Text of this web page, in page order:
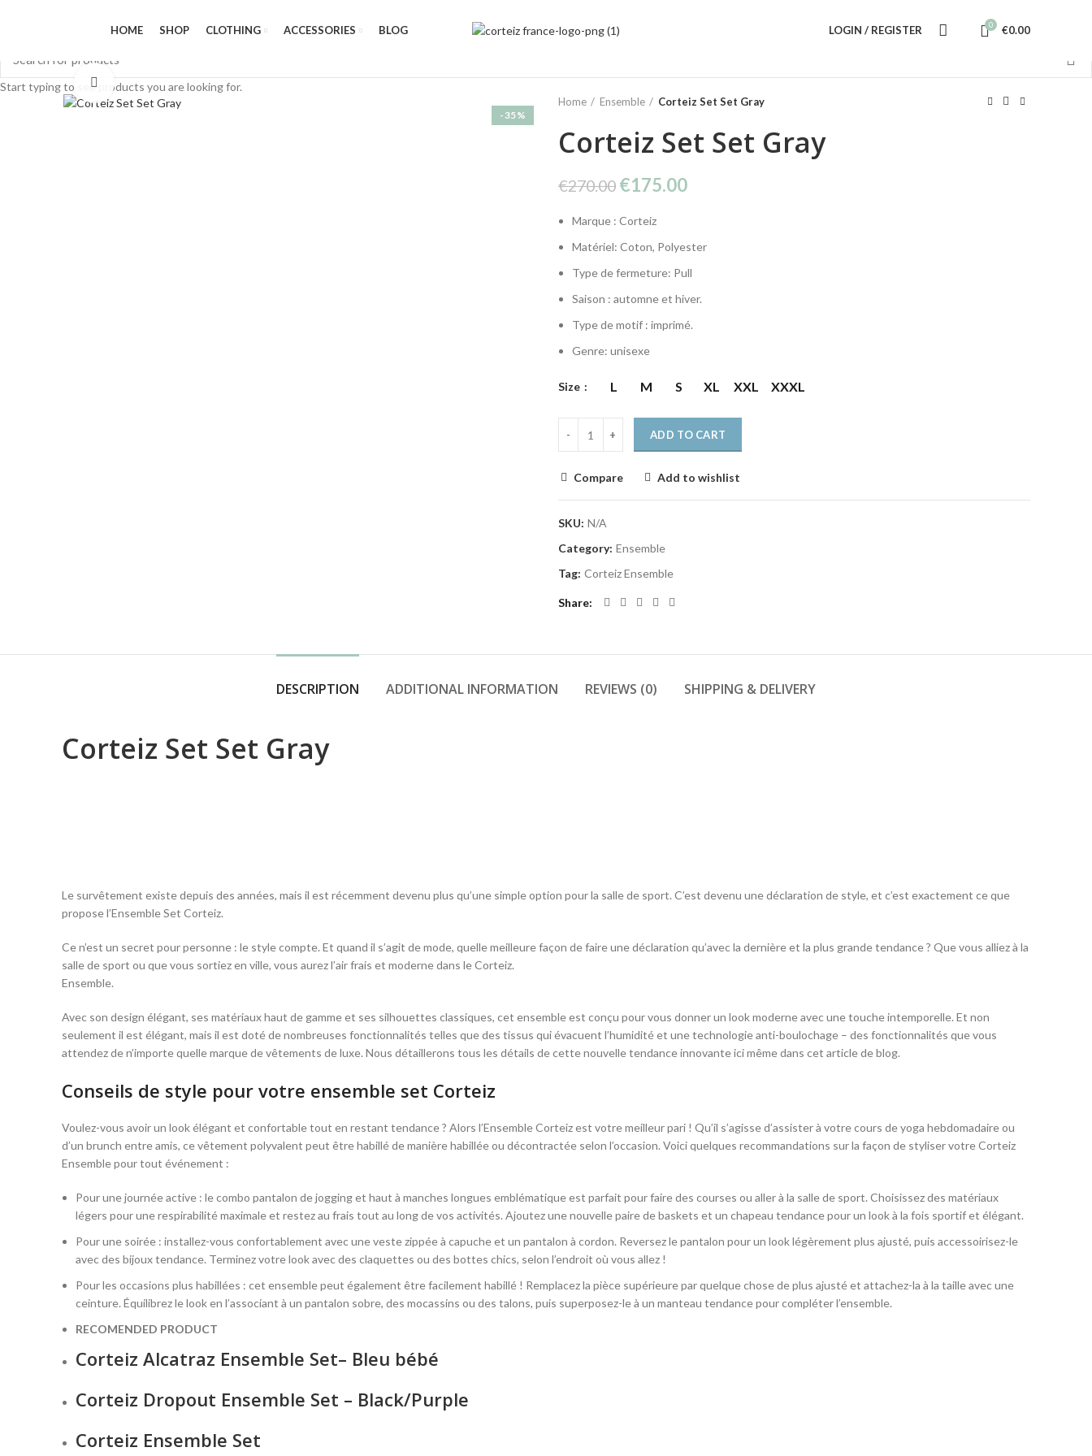
HOME SHOP CLOTHING ACCESSORIES BLOG LOGIN / REGISTER 0 €0.00
-35%
Click to enlarge
Home
Ensemble Corteiz Set Set Gray
Corteiz Set Set Gray
€270.00 Original
was:
€270.00.
€175.00Current
€175.00.
Marque : Corteiz
Matériel: Coton, Polyester
Type de fermeture: Pull
Saison : automne et hiver.
Type de motif : imprimé.
Genre: unisexe
Size L M S XL XXL XXXL
ADD TO CART
Compare Add to wishlist
SKU: N/A
Category: Ensemble
Tag: Corteiz Ensemble
Share
DESCRIPTION ADDITIONAL INFORMATION REVIEWS (0) SHIPPING & DELIVERY
Corteiz Set Set Gray
Le survêtement existe depuis des années, mais il est récemment devenu plus qu’une simple option pour la salle de sport. C’est devenu une déclaration de style, et c’est exactement ce que
propose l’Ensemble Set Corteiz.
Ce n’est un secret pour personne : le style compte. Et quand il s’agit de mode, quelle meilleure façon de faire une déclaration qu’avec la dernière et la plus grande tendance ? Que vous alliez à la
salle de sport ou que vous sortiez en ville, vous aurez l’air frais et moderne dans le Corteiz.
Ensemble.
Avec son design élégant, ses matériaux haut de gamme et ses silhouettes classiques, cet ensemble est conçu pour vous donner un look moderne avec une touche intemporelle. Et non
seulement il est élégant, mais il est doté de nombreuses fonctionnalités telles que des tissus qui évacuent l’humidité et une technologie anti-boulochage – des fonctionnalités que vous
attendez de n’importe quelle marque de vêtements de luxe. Nous détaillerons tous les détails de cette nouvelle tendance innovante ici même dans cet article de blog.
Conseils de style pour votre ensemble set Corteiz
Voulez-vous avoir un look élégant et confortable tout en restant tendance ? Alors l’Ensemble Corteiz est votre meilleur pari ! Qu’il s’agisse d’assister à votre cours de yoga hebdomadaire ou
d’un brunch entre amis, ce vêtement polyvalent peut être habillé de manière habillée ou décontractée selon l’occasion. Voici quelques recommandations sur la façon de styliser votre Corteiz
Ensemble pour tout événement :
Pour une journée active : le combo pantalon de jogging et haut à manches longues emblématique est parfait pour faire des courses ou aller à la salle de sport. Choisissez des matériaux
légers pour une respirabilité maximale et restez au frais tout au long de vos activités. Ajoutez une nouvelle paire de baskets et un chapeau tendance pour un look à la fois sportif et élégant.
Pour une soirée : installez-vous confortablement avec une veste zippée à capuche et un pantalon à cordon. Reversez le pantalon pour un look légèrement plus ajusté, puis accessoirisez-le
avec des bijoux tendance. Terminez votre look avec des claquettes ou des bottes chics, selon l’endroit où vous allez !
Pour les occasions plus habillées : cet ensemble peut également être facilement habillé ! Remplacez la pièce supérieure par quelque chose de plus ajusté et attachez-la à la taille avec une
ceinture. Équilibrez le look en l’associant à un pantalon sobre, des mocassins ou des talons, puis superposez-le à un manteau tendance pour compléter l’ensemble.
RECOMENDED PRODUCT
Corteiz Alcatraz Ensemble Set– Bleu bébé
Corteiz Dropout Ensemble Set – Black/Purple
Corteiz Ensemble Set
Start typing to see products you are looking for.